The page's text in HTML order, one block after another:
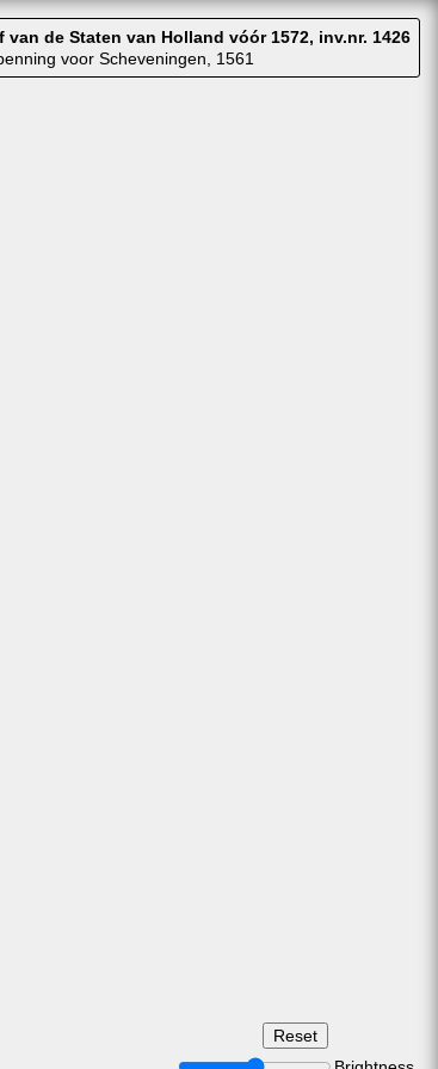
van de Staten van Holland vóór 1572, inv.nr. 1426
voor Scheveningen, 1561